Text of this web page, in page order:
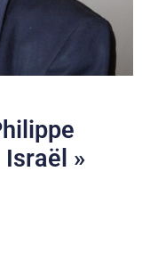
Israël »